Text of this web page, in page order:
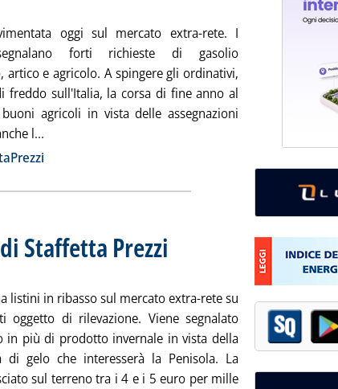
oggi sul mercato extra-rete. I
forti richieste di gasolio
artico e agricolo. A spingere gli ordinativi,
freddo sull'Italia, la corsa di fine anno al
agricoli in vista delle assegnazioni
l... Leggi tutta la notizia: 'Extra-rete: le rilevazioni di
Staffetta Prezzi . Sottotitolo: Rilevazione N. 93 del 14
. Pubblicata martedì 14 dicembre 2010 alle
listini in ribasso sul mercato extra-rete su
di rilevazione. Viene segnalato
in più di prodotto invernale in vista della
di gelo che interesserà la Penisola. La
sul terreno tra i 4 e i 5 euro per mille